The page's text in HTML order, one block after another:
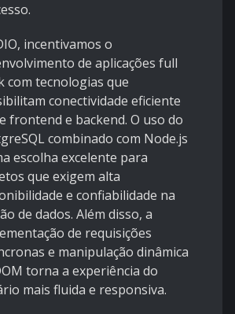
incentivamos o
de aplicações full
com tecnologias que
conectividade eficiente
frontend e backend. O uso do
combinado com Node.js
escolha excelente para
que exigem alta
e confiabilidade na
de dados. Além disso, a
de requisições
e manipulação dinâmica
torna a experiência do
mais fluida e responsiva.